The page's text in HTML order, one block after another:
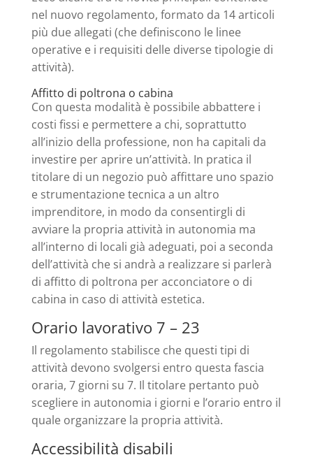
nel nuovo regolamento, formato da 14 articoli
più due allegati (che definiscono le linee
operative e i requisiti delle diverse tipologie di
attività).
Affitto di poltrona o cabina
Con questa modalità è possibile abbattere i
costi fissi e permettere a chi, soprattutto
all’inizio della professione, non ha capitali da
investire per aprire un’attività. In pratica il
titolare di un negozio può affittare uno spazio
e strumentazione tecnica a un altro
imprenditore, in modo da consentirgli di
avviare la propria attività in autonomia ma
all’interno di locali già adeguati, poi a seconda
dell’attività che si andrà a realizzare si parlerà
di affitto di poltrona per acconciatore o di
cabina in caso di attività estetica.
Orario lavorativo 7 – 23
Il regolamento stabilisce che questi tipi di
attività devono svolgersi entro questa fascia
oraria, 7 giorni su 7. Il titolare pertanto può
scegliere in autonomia i giorni e l’orario entro il
quale organizzare la propria attività.
Accessibilità disabili